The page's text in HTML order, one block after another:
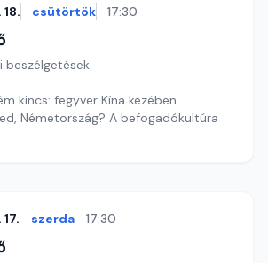
csütörtök 17:30
beszélgetések
kincs: fegyver Kína kezében
Németország? A befogadókultúra
szerda 17:30